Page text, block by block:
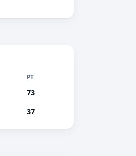
PT
73
37